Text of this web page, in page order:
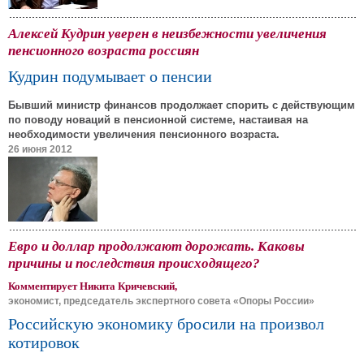
Алексей Кудрин уверен в неизбежности увеличения
пенсионного возраста россиян
Кудрин подумывает о пенсии
Бывший министр финансов продолжает спорить с действующим
по поводу новаций в пенсионной системе, настаивая на
необходимости увеличения пенсионного возраста.
26 июня 2012
Евро и доллар продолжают дорожать. Каковы
причины и последствия происходящего?
Комментирует Никита Кричевский,
экономист, председатель экспертного совета «Опоры России»
Российскую экономику бросили на произвол
котировок